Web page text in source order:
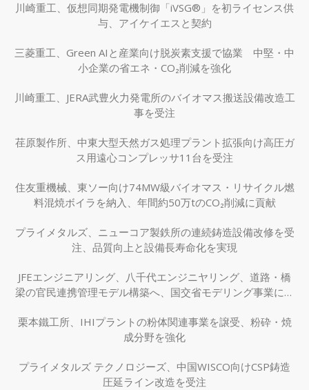
川崎重工、仮想同期発電機制御「iVSG®」を初ライセンス供
与、アイケイエスと契約
三菱重工、Green AIと産業向け脱炭素支援で協業 中堅・中
小企業の省エネ・CO₂削減を強化
川崎重工、JERA武豊火力発電所のバイオマス搬送設備改造工
事を受注
荏原製作所、中東大型天然ガス処理プラント拡張向け高圧ガ
ス用遠心コンプレッサ11台を受注
住友重機械、東ソー向け74MW級バイオマス・リサイクル燃
料混焼ボイラを納入、年間約50万tのCO₂削減に貢献
プライメタルズ、ニューコア製鉄所の連続鋳造設備改修を受
注、品質向上と設備長寿命化を実現
JFEエンジニアリング、八千代エンジニヤリング、道路・橋
梁の官民連携管理モデル構築へ、国交省モデリング事業に採
栗本鐵工所、IHIプラントの粉体関連事業を譲受、粉砕・焼
成分野を強化
プライメタルズ テクノロジーズ、中国WISCO向けCSP鋳造
圧延ライン改造を受注